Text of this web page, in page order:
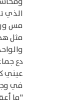
الذي
مس
مثل
دع
عيني
في
"ما